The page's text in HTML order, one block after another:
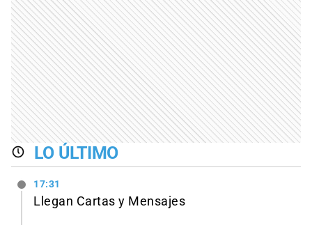
LO ÚLTIMO
17:31
Llegan Cartas y Mensajes